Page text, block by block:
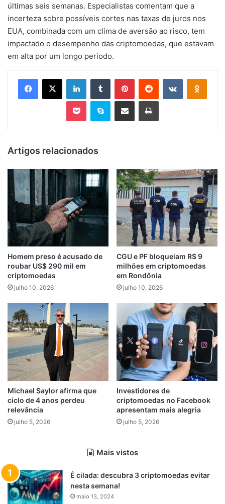
últimas seis semanas. Especialistas comentam que a
incerteza sobre possíveis cortes nas taxas de juros nos
EUA, combinada com um clima de aversão ao risco, tem
impactado o desempenho das criptomoedas, que estavam
em alta por um longo período.
Facebook
X LinkedinTumblr PinterestReddit VK OK
Pocket Skype Compartilhar via e-mail Imprimir
Artigos relacionados
Homem preso é acusado de
roubar US$ 290 mil em
criptomoedas
julho 10, 2026
CGU e PF bloqueiam R$ 9
milhões em criptomoedas
em Rondônia
julho 10, 2026
Michael Saylor afirma que
ciclo de 4 anos perdeu
relevância
julho 5, 2026
Investidores de
criptomoedas no Facebook
apresentam mais alegria
julho 5, 2026
Mais vistos
É cilada: descubra 3 criptomoedas evitar
nesta semana!
maio 13, 2024